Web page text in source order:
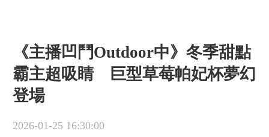
《主播凹鬥Outdoor中》冬季甜點
霸主超吸睛 巨型草莓帕妃杯夢幻
登場
2026-01-25 16:30:00